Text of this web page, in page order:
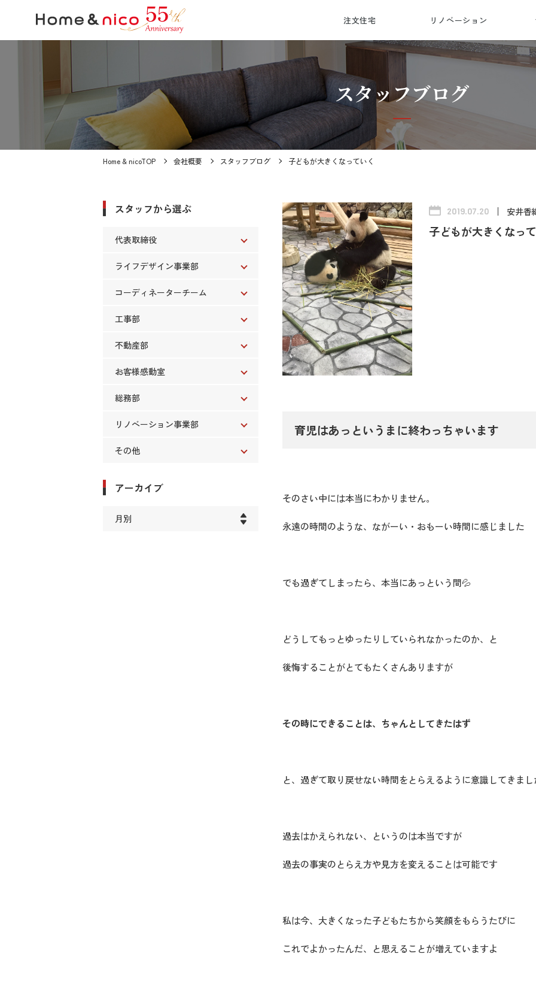
注文住宅 リノベーション
会
受
総
対
スタッフブログ
Home & nicoTOP 会社概要 スタッフブログ 子どもが大きくなっていく
2019.07.20 安井香
子どもが大きくなっ
育児はあっというまに終わっちゃいます
そのさい中には本当にわかりません。
永遠の時間のような、ながーい・おもーい時間に感じました
でも過ぎてしまったら、本当にあっという間💦
どうしてもっとゆったりしていられなかったのか、と
後悔することがとてもたくさんありますが
その時にできることは、ちゃんとしてきたはず
と、過ぎて取り戻せない時間をとらえるように意識してきまし
過去はかえられない、というのは本当ですが
過去の事実のとらえ方や見方を変えることは可能です
私は今、大きくなった子どもたちから笑顔をもらうたびに
これでよかったんだ、と思えることが増えていますよ
スタッフから選ぶ
代表取締役
ライフデザイン事業部
コーディネーターチーム
工事部
不動産部
お客様感動室
総務部
リノベーション事業部
その他
アーカイブ